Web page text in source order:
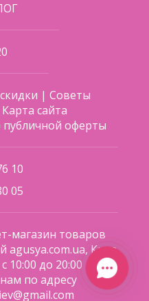
|Советы
Карта сайта
оферты
10
05
магазин товаров
agusya.com.ua, Киев
10:00 до 20:00
по адресу